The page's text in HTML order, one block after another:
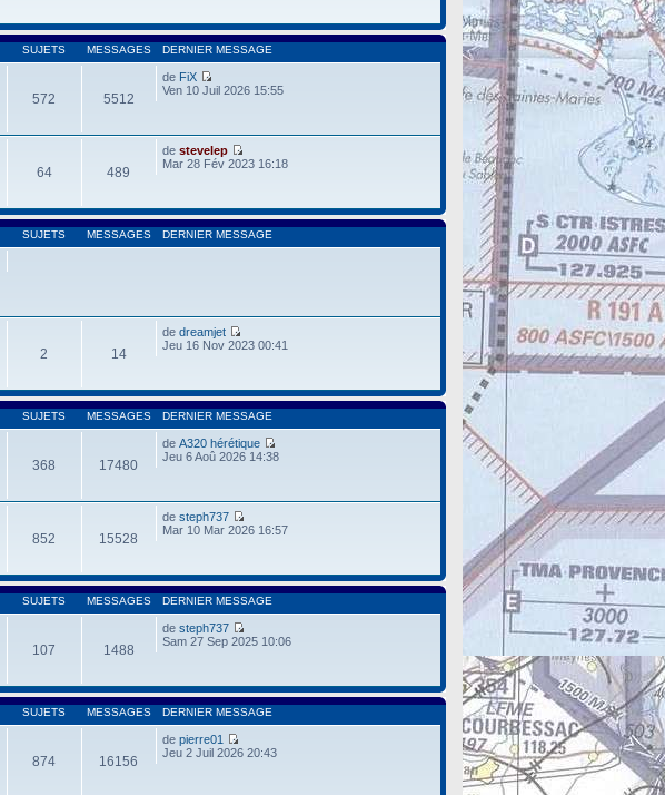
SUJETS MESSAGES DERNIER MESSAGE
572 5512
de FiX
Ven 10 Juil 2026 15:55
64 489
de stevelep
Mar 28 Fév 2023 16:18
SUJETS MESSAGES DERNIER MESSAGE
2 14
de dreamjet
Jeu 16 Nov 2023 00:41
SUJETS MESSAGES DERNIER MESSAGE
368 17480
de A320 hérétique
Jeu 6 Aoû 2026 14:38
852 15528
de steph737
Mar 10 Mar 2026 16:57
SUJETS MESSAGES DERNIER MESSAGE
107 1488
de steph737
Sam 27 Sep 2025 10:06
SUJETS MESSAGES DERNIER MESSAGE
874 16156
de pierre01
Jeu 2 Juil 2026 20:43